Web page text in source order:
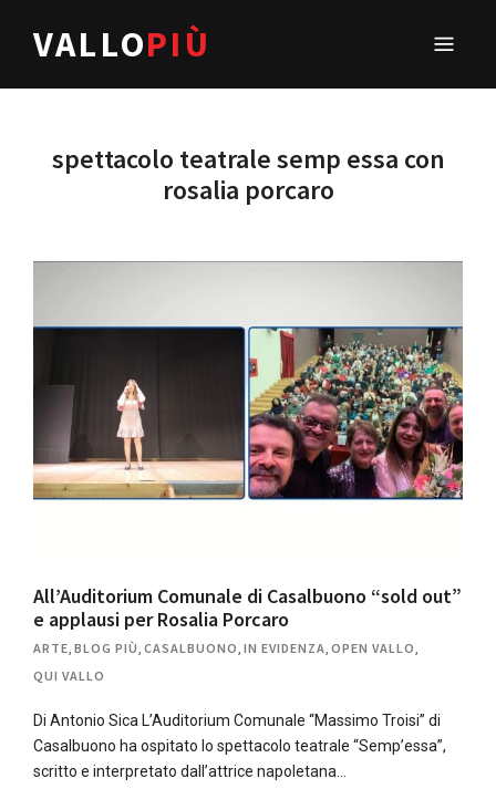
VALLOPIÙ
spettacolo teatrale semp essa con
rosalia porcaro
All’Auditorium Comunale di Casalbuono “sold out”
e applausi per Rosalia Porcaro
ARTE BLOG PIÙ CASALBUONO IN EVIDENZA OPEN VALLO
QUI VALLO
Di Antonio Sica L’Auditorium Comunale “Massimo Troisi” di
Casalbuono ha ospitato lo spettacolo teatrale “Semp’essa”,
scritto e interpretato dall’attrice napoletana…